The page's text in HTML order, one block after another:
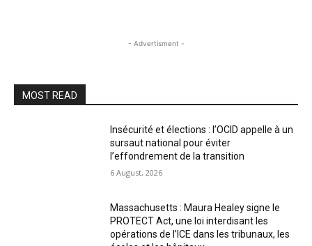
- Advertisment -
MOST READ
Insécurité et élections : l’OCID appelle à un
sursaut national pour éviter
l’effondrement de la transition
6 August, 2026
Massachusetts : Maura Healey signe le
PROTECT Act, une loi interdisant les
opérations de l’ICE dans les tribunaux, les